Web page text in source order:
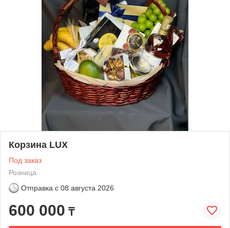
Корзина LUX
Под заказ
Розница
Отправка с 08 августа 2026
600 000 ₸